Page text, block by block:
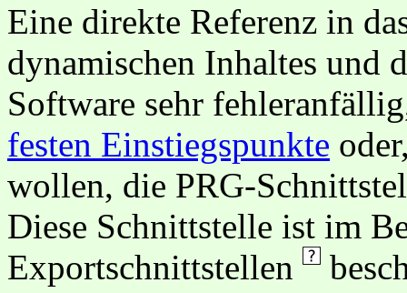
Eine direkte Referenz in
dynamischen Inhaltes und
Software sehr
festen Einstiegspunkte
wollen, die PRG-
Diese Schnittstelle ist im
Exportschnittstellen